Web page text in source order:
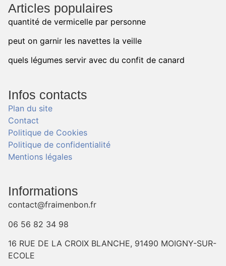
Articles populaires
quantité de vermicelle par personne
peut on garnir les navettes la veille
quels légumes servir avec du confit de canard
Infos contacts
Plan du site
Contact
Politique de Cookies
Politique de confidentialité
Mentions légales
Informations
contact@fraimenbon.fr
06 56 82 34 98
16 RUE DE LA CROIX BLANCHE, 91490 MOIGNY-SUR-
ECOLE